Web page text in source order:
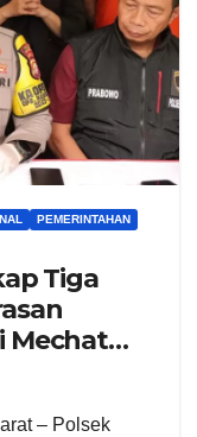
PEMERINTAHAN
Tiga
Mechat
– Polsek